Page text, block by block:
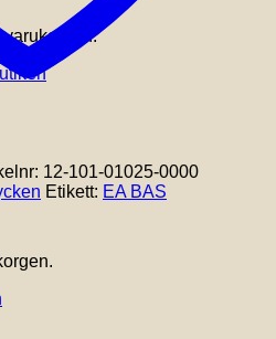
varukorgen.
12-101-01025-0000
Etikett: EA BAS